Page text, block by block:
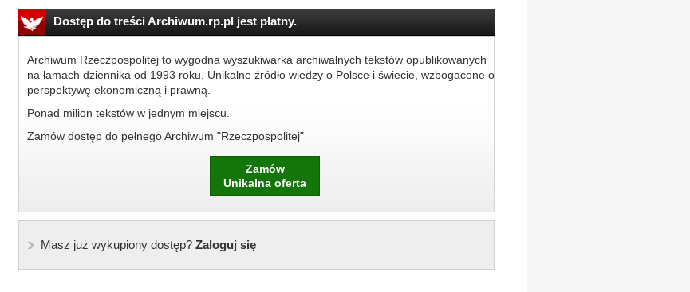
Dostęp do treści Archiwum.rp.pl jest płatny.
Archiwum Rzeczpospolitej to wygodna wyszukiwarka archiwalnych tekstów opublikowanych
na łamach dziennika od 1993 roku. Unikalne źródło wiedzy o Polsce i świecie, wzbogacone o
perspektywę ekonomiczną i prawną.
Ponad milion tekstów w jednym miejscu.
Zamów dostęp do pełnego Archiwum "Rzeczpospolitej"
Zamów
Unikalna oferta
Masz już wykupiony dostęp?Zaloguj się